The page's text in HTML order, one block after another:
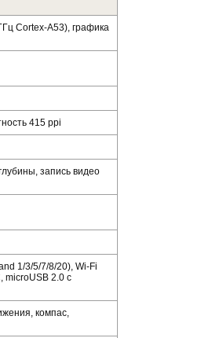
Cortex-A53), графика
415 ppi
запись видео
1/3/5/7/8/20), Wi-Fi
microUSB 2.0 с
компас,